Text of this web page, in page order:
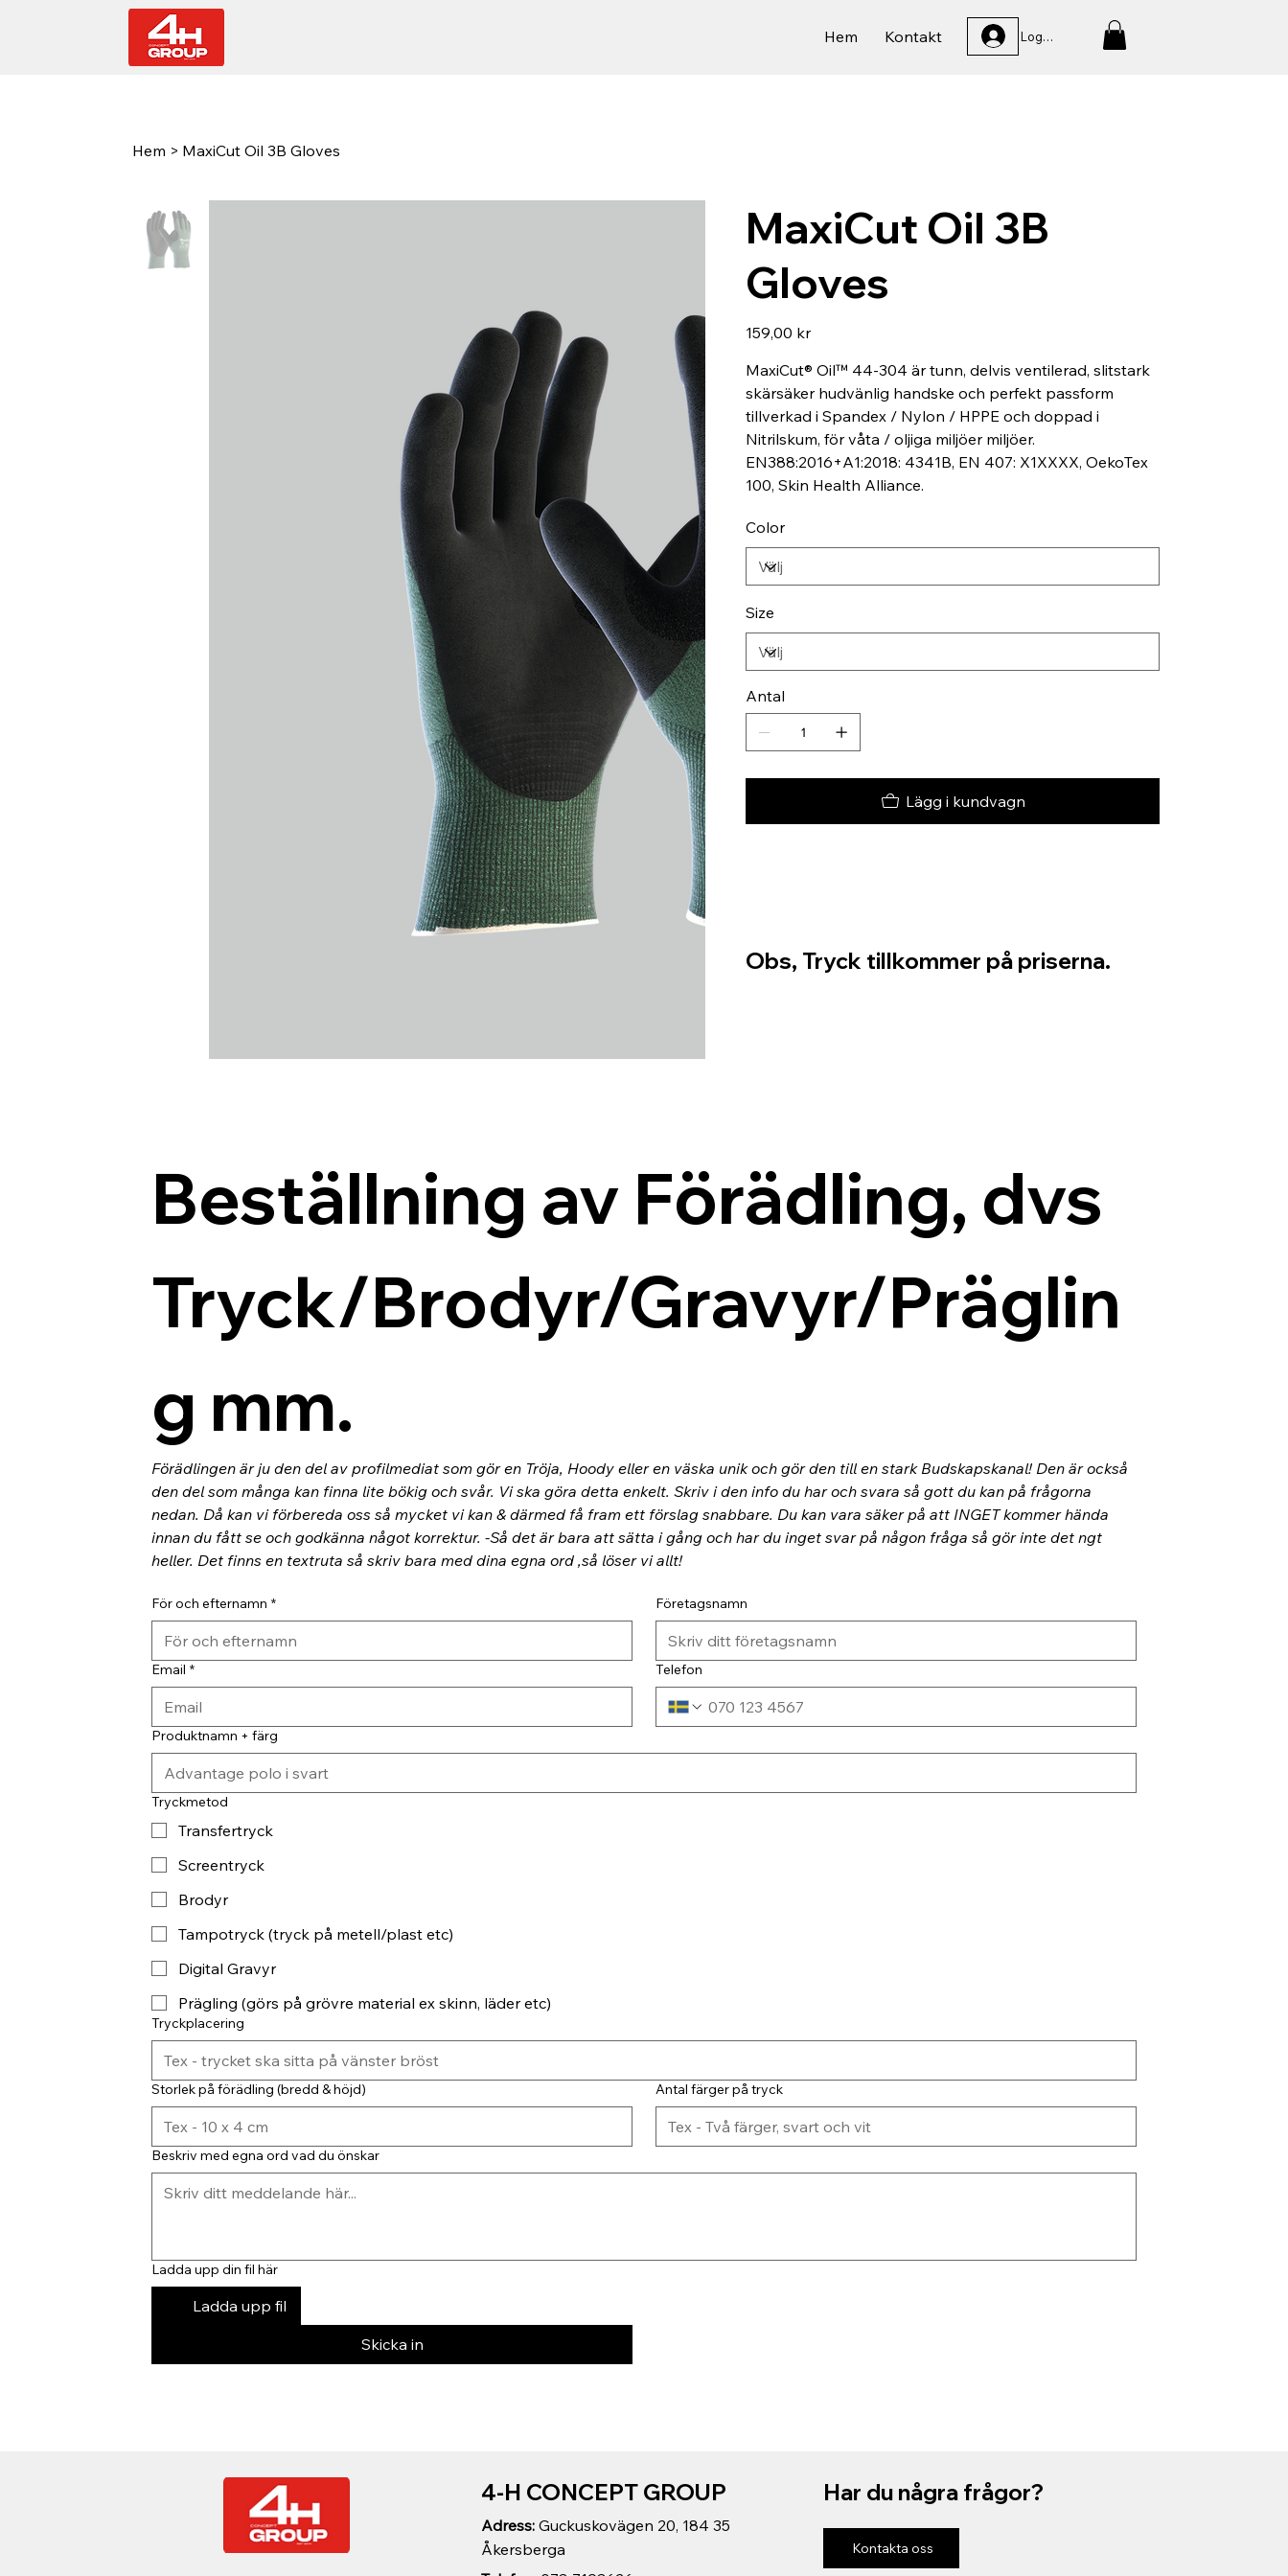
Hem Kontakt Logga In
Hem > MaxiCut Oil 3B Gloves
MaxiCut Oil 3B
Gloves
Pris
159,00 kr
MaxiCut® Oil™ 44-304 är tunn, delvis ventilerad, slitstark
skärsäker hudvänlig handske och perfekt passform
tillverkad i Spandex / Nylon / HPPE och doppad i
Nitrilskum, för våta / oljiga miljöer miljöer.
EN388:2016+A1:2018: 4341B, EN 407: X1XXXX, OekoTex
100, Skin Health Alliance.
Color
Size
Antal
Lägg i kundvagn
Obs, Tryck tillkommer på priserna.
Beställning av Förädling, dvs
Tryck/Brodyr/Gravyr/Präglin
g mm.
Förädlingen är ju den del av profilmediat som gör en Tröja, Hoody eller en väska unik och gör den till en stark Budskapskanal! Den är också
den del som många kan finna lite bökig och svår. Vi ska göra detta enkelt. Skriv i den info du har och svara så gott du kan på frågorna
nedan. Då kan vi förbereda oss så mycket vi kan & därmed få fram ett förslag snabbare. Du kan vara säker på att INGET kommer hända
innan du fått se och godkänna något korrektur. -Så det är bara att sätta i gång och har du inget svar på någon fråga så gör inte det ngt
heller. Det finns en textruta så skriv bara med dina egna ord ,så löser vi allt!
För och efternamn * Företagsnamn
Email * Telefon
Produktnamn + färg
Tryckmetod
Transfertryck
Screentryck
Brodyr
Tampotryck (tryck på metell/plast etc)
Digital Gravyr
Prägling (görs på grövre material ex skinn, läder etc)
Tryckplacering
Storlek på förädling (bredd & höjd) Antal färger på tryck
Beskriv med egna ord vad du önskar
Ladda upp din fil här
Ladda upp fil
Skicka in
Adress: Guckuskovägen 20, 184 35
Åkersberga
4-H CONCEPT GROUP Har du några frågor?
Kontakta oss